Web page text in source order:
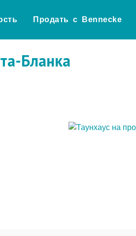
Продать с Bennecke
Бланка